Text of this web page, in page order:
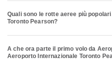
Quali sono le rotte aeree più
Toronto Pearson?
A che ora parte il primo volo da
Aeroporto Internazionale Toronto